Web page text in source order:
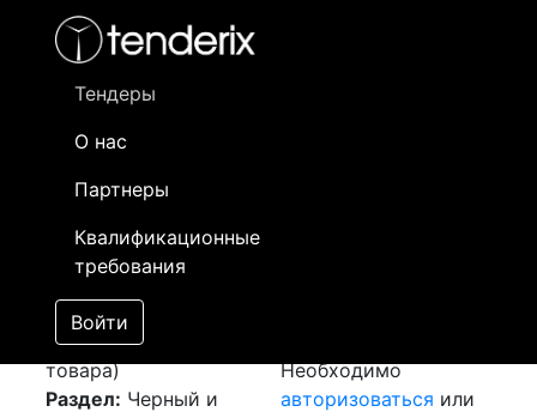
Тендеры
О нас
Партнеры
Квалификационные
требования
Войти
- активный лот
- сохраненный лот (не опубликован)
Закупка: Шина
медная
[Завершен]
Победитель выбран
Лот №:4442
АУКЦИОН (покупка
товара)
Раздел: Черный и
Необходимо
авторизоваться или